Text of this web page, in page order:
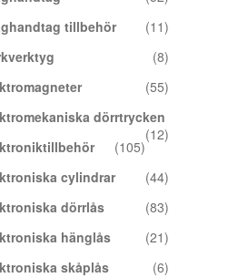
tillbehör
(11)
(8)
(55)
dörrtrycken
(12)
(105)
cylindrar
(44)
dörrlås
(83)
hänglås
(21)
skåplås
(6)